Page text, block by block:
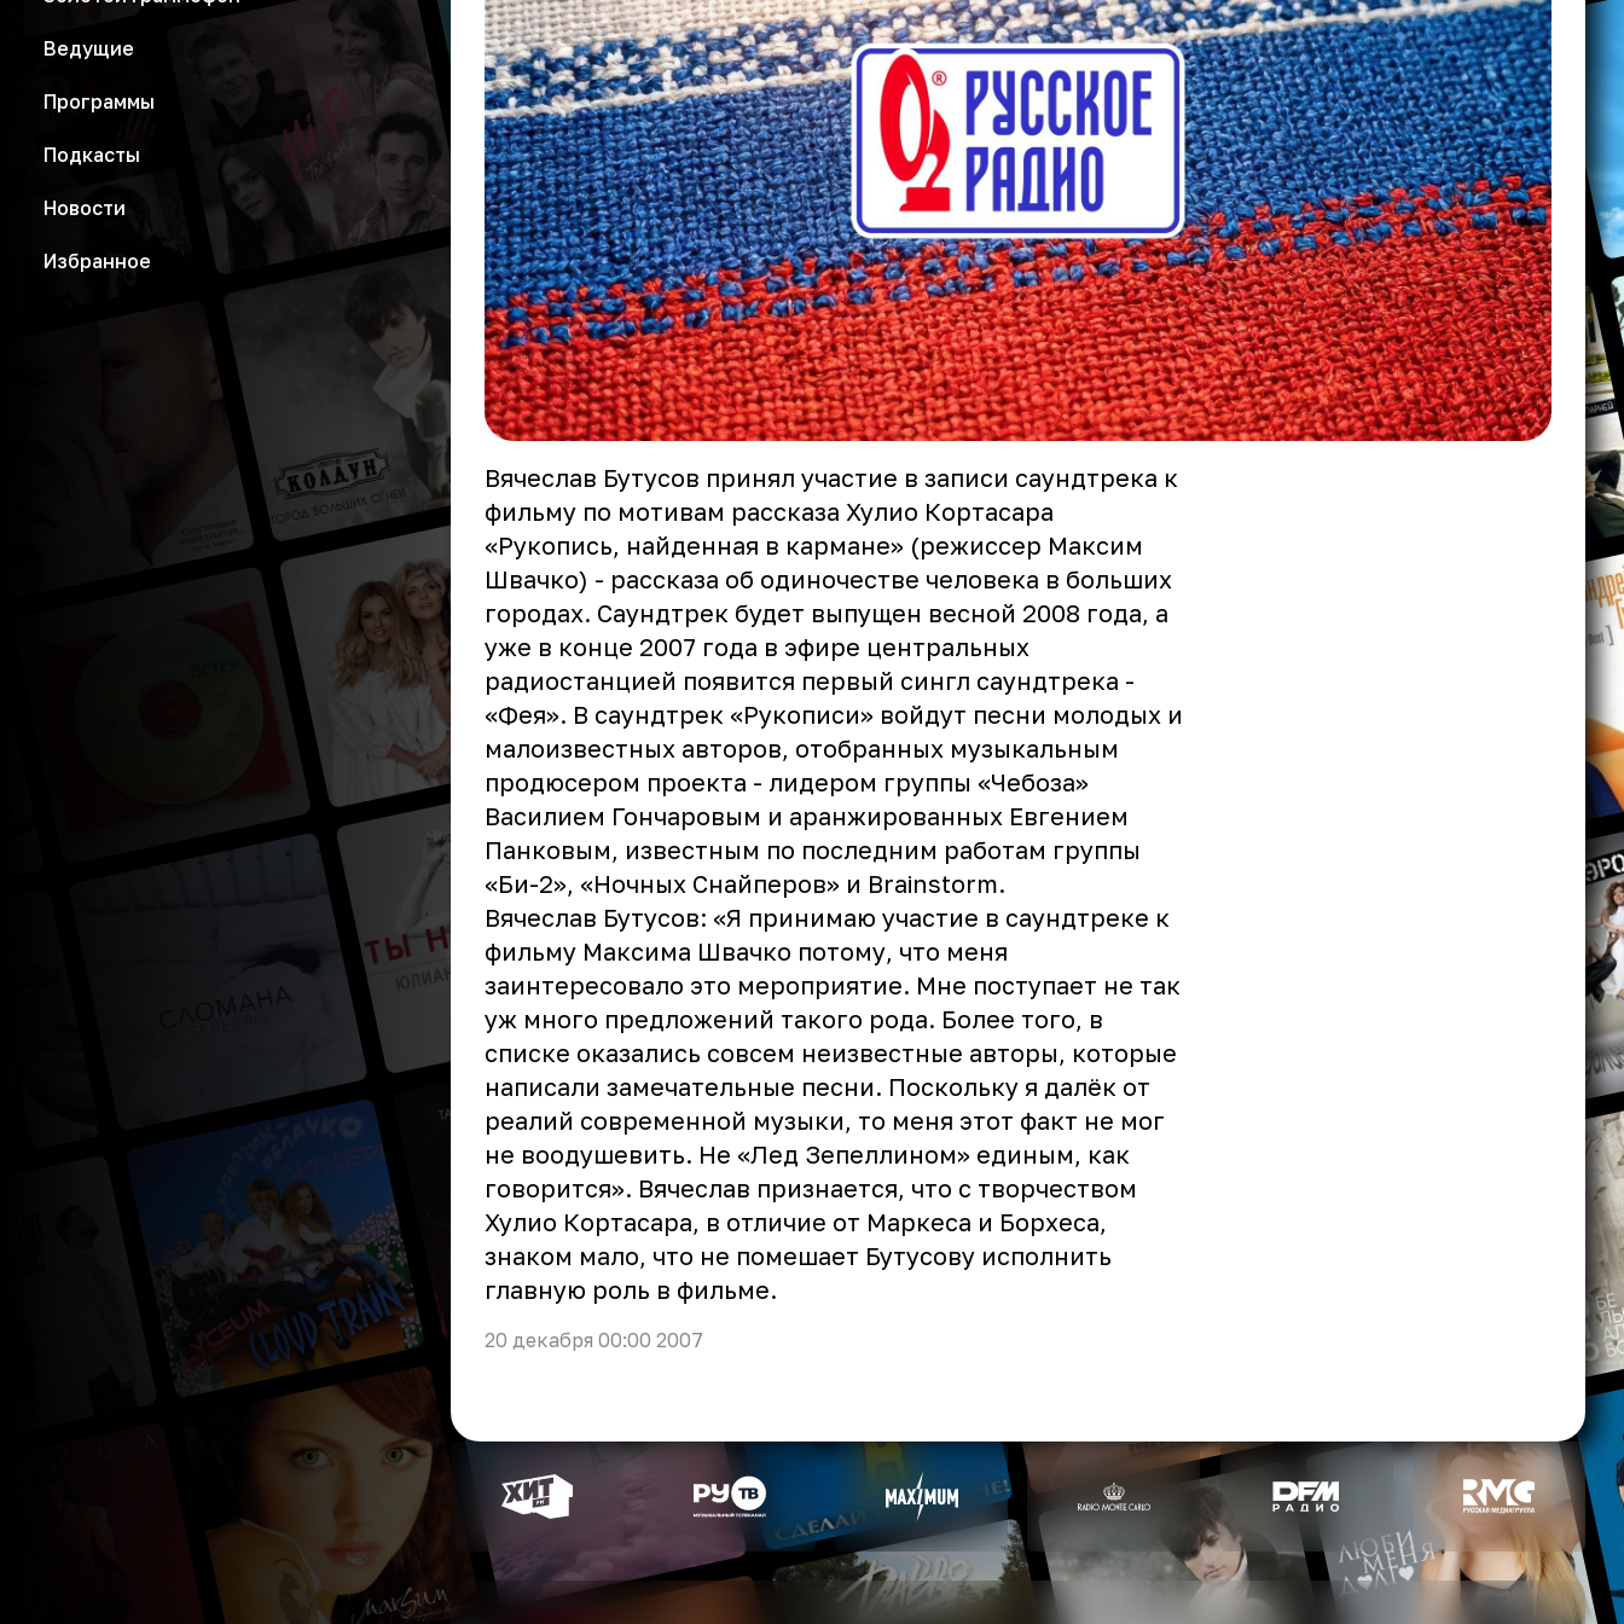
Ведущие
Программы
Подкасты
Новости
Избранное
Вячеслав Бутусов принял участие в записи саундтрека к
фильму по мотивам рассказа Хулио Кортасара
«Рукопись, найденная в кармане» (режиссер Максим
Швачко) - рассказа об одиночестве человека в больших
городах. Саундтрек будет выпущен весной 2008 года, а
уже в конце 2007 года в эфире центральных
радиостанцией появится первый сингл саундтрека -
«Фея». В саундтрек «Рукописи» войдут песни молодых и
малоизвестных авторов, отобранных музыкальным
продюсером проекта - лидером группы «Чебоза»
Василием Гончаровым и аранжированных Евгением
Панковым, известным по последним работам группы
«Би-2», «Ночных Снайперов» и Brainstorm.
Вячеслав Бутусов: «Я принимаю участие в саундтреке к
фильму Максима Швачко потому, что меня
заинтересовало это мероприятие. Мне поступает не так
уж много предложений такого рода. Более того, в
списке оказались совсем неизвестные авторы, которые
написали замечательные песни. Поскольку я далёк от
реалий современной музыки, то меня этот факт не мог
не воодушевить. Не «Лед Зепеллином» единым, как
говорится». Вячеслав признается, что с творчеством
Хулио Кортасара, в отличие от Маркеса и Борхеса,
знаком мало, что не помешает Бутусову исполнить
главную роль в фильме.
20 декабря 00:00 2007